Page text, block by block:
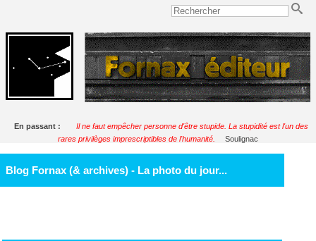
En passant :
Il ne faut empêcher personne d'être stupide. La stupidité est l'un des
rares privilèges imprescriptibles de l'humanité.
Soulignac
Blog Fornax (& archives) - La photo du jour...